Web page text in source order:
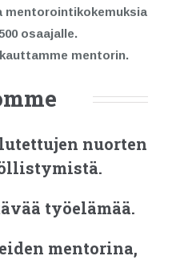
mentorointikokemuksia
osaajalle.
mentorin.
nuorten
työelämää.
mentorina,